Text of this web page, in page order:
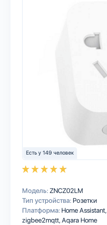
Есть у 149 человек
Модель: ZNCZ02LM
Тип устройства: Розетки
Платформа: Home Assistant
zigbee2mqttAqara Home